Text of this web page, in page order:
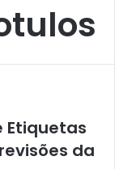
Etiquetas
da